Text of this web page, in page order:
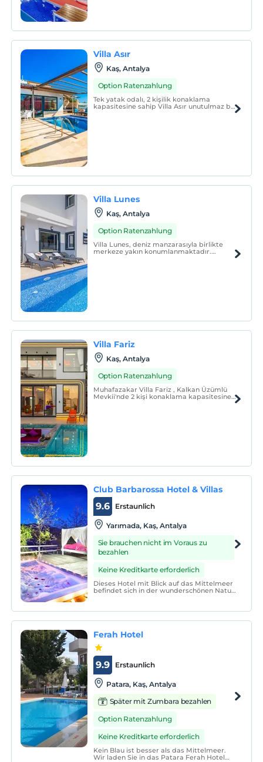
Villa Asır
Kaş, Antalya
Option Ratenzahlung
Tek yatak odalı, 2 kişilik konaklama
kapasitesine sahip Villa Asır unutulmaz bir
Villa Lunes
Kaş, Antalya
Option Ratenzahlung
Villa Lunes, deniz manzarasıyla birlikte
merkeze yakın konumlanmaktadır.
Villa Fariz
Kaş, Antalya
Option Ratenzahlung
Muhafazakar Villa Fariz , Kalkan Üzümlü
Mevkii'nde 2 kişi konaklama kapasitesine
Club Barbarossa Hotel & Villas
Erstaunlich
9.6
Yarımada, Kaş, Antalya
Sie brauchen nicht im Voraus zu
bezahlen
Keine Kreditkarte erforderlich
Dieses Hotel mit Blick auf das Mittelmeer
befindet sich in der wunderschönen Natur
Poolrestaurant sowie einen Salzwasser-
Infinity-Pool.
Ferah Hotel
Erstaunlich
9.9
Patara, Kaş, Antalya
Später mit Zumbara bezahlen
Option Ratenzahlung
Keine Kreditkarte erforderlich
Kein Blau ist besser als das Mittelmeer.
Wir laden Sie in das Patara Ferah Hotel